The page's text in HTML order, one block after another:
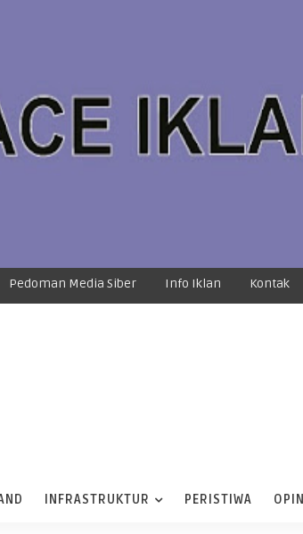
Pedoman Media Siber Info Iklan Kontak
INFRASTRUKTUR PERISTIWA OPINI